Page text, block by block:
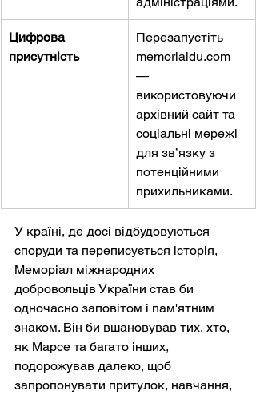
Цифрова
присутність
Перезапустіть
memorialdu.com
—
використовуючи
архівний сайт та
соціальні мережі
для зв’язку з
потенційними
прихильниками.
У країні, де досі відбудовуються
споруди та переписується історія,
Меморіал міжнародних
добровольців України став би
одночасно заповітом і пам'ятним
знаком. Він би вшановував тих, хто,
як Марсе та багато інших,
подорожував далеко, щоб
запропонувати притулок, навчання,